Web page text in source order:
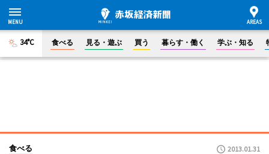
34°C 食べる 見る・遊ぶ 買う 暮らす・働く 学ぶ・知る
食べる 2013.01.31